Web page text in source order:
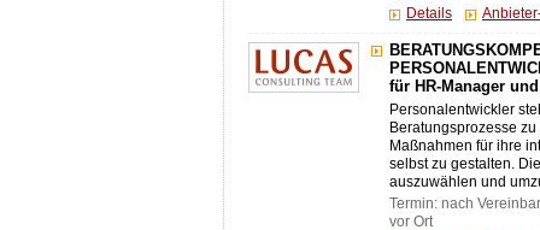
Details
für HR-Manager
Personalentwickler
Beratungsprozesse
Maßnahmen für ihre
selbst zu gestalten.
auszuwählen und
Termin: nach
vor Ort